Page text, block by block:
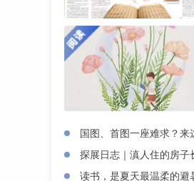
国图、首图一座难求？
探展日志｜滇人住的房子
读书，是夏天最温柔的避